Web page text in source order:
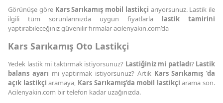
Görünüşe göreKars Sarıkamış mobil lastikçi arıyorsunuz. Lastik ile
ilgili tüm sorunlarınızda uygun fiyatlarla lastik tamirini
yaptırabileceğiniz güvenilir firmalar acilenyakin.com’da
Kars Sarıkamış Oto Lastikçi
Yedek lastik mi taktırmak istiyorsunuz? Lastiğiniz mi patladı? Lastik
balans ayarı mı yaptırmak istiyorsunuz? Artık Kars Sarıkamış ’da
açık lastikçiaramaya, Kars Sarıkamış’da mobil lastikçi arama son.
Acilenyakin.com bir telefon kadar uzağınızda.